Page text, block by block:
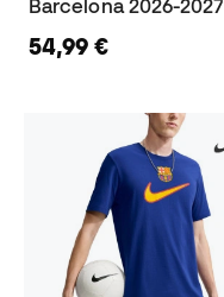
Barcelona 2026-2027
54,99 €